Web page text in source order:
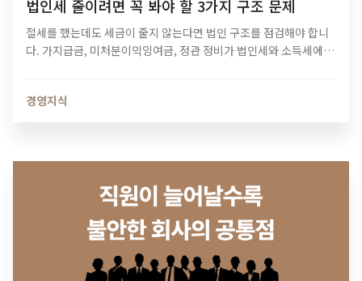
법인세 줄이려면 꼭 봐야 할 3가지 구조 문제
절세를 했는데도 세금이 줄지 않는다면 법인 구조를 점검해야 합니
다. 가지급금, 미처분이익잉여금, 정관 정비가 법인세와 소득세에 미
경영지식